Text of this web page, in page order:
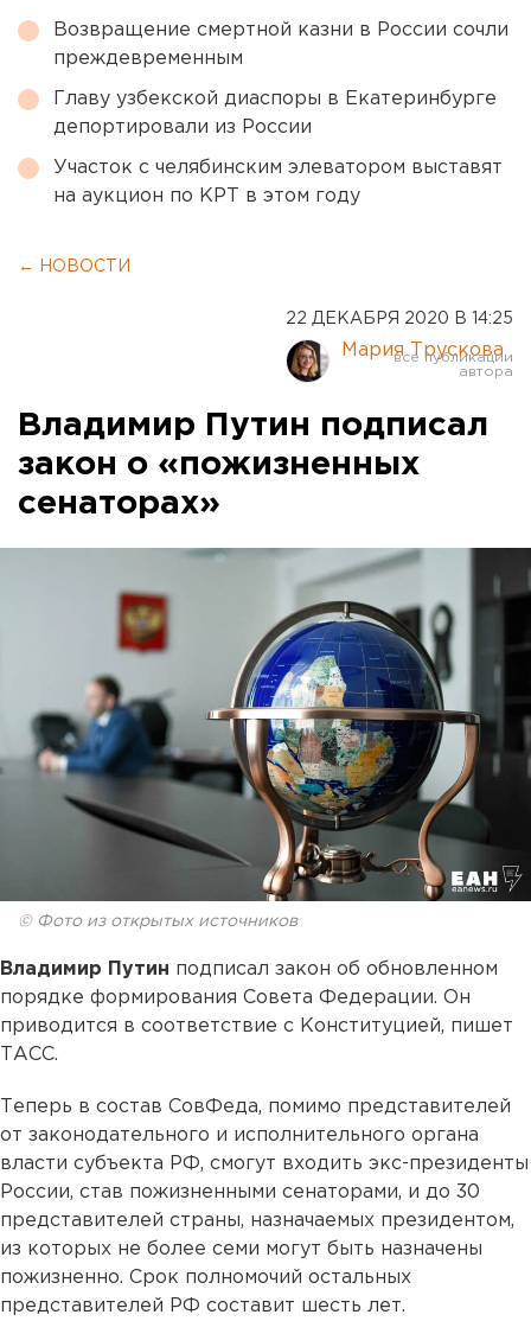
Возвращение смертной казни в России сочли
преждевременным
Главу узбекской диаспоры в Екатеринбурге
депортировали из России
Участок с челябинским элеватором выставят
на аукцион по КРТ в этом году
← НОВОСТИ
22 ДЕКАБРЯ 2020 В 14:25
Мария Трускова
Владимир Путин подписал
закон о «пожизненных
сенаторах»
© Фото из открытых источников
Владимир Путин подписал закон об обновленном
порядке формирования Совета Федерации. Он
приводится в соответствие с Конституцией, пишет
ТАСС.
Теперь в состав СовФеда, помимо представителей
от законодательного и исполнительного органа
власти субъекта РФ, смогут входить экс-президенты
России, став пожизненными сенаторами, и до 30
представителей страны, назначаемых президентом,
из которых не более семи могут быть назначены
пожизненно. Срок полномочий остальных
представителей РФ составит шесть лет.